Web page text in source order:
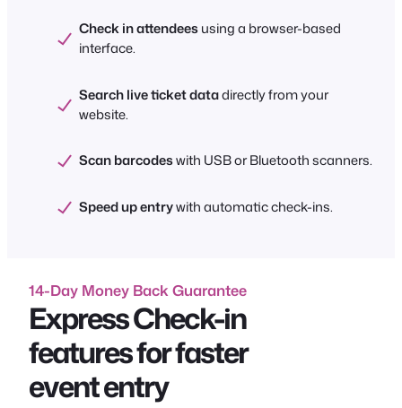
Check in attendeesusing a browser-based
interface.
Search live ticket datadirectly from your
website.
Scan barcodeswith USB or Bluetooth scanners.
Speed up entrywith automatic check-ins.
14-Day Money Back Guarantee
Express Check-in
features for faster
event entry